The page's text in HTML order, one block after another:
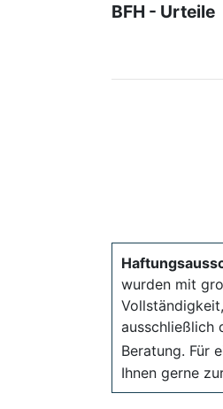
BFH - Urteile
wurden mit
ausschließlich
Beratung. Für
Ihnen gerne